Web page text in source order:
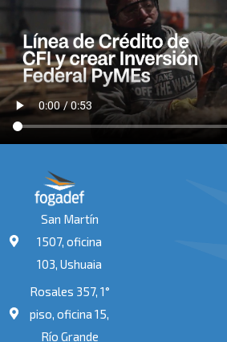
San Martín
1507, oficina
103, Ushuaia
Rosales 357, 1°
piso, oficina 15,
Río Grande